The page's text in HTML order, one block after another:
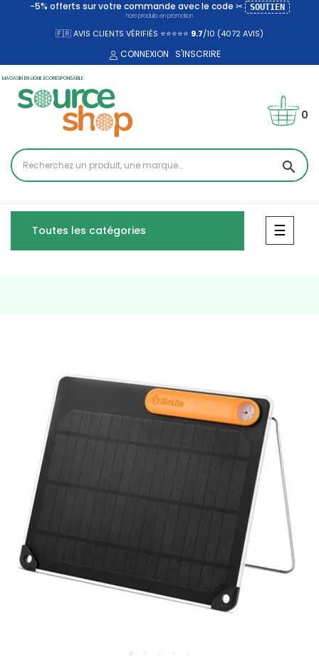
-5% offerts sur votre commande avec le code ✂ SOUTIEN
hors produits en promotion
🇫🇷 AVIS CLIENTS VÉRIFIÉS ⭐⭐⭐⭐⭐ 9.7/10 (4072AVIS)
CONNEXION S'INSCRIRE
MAGASIN EN LIGNE ÉCORESPONSABLE
search
0
Toutes les catégories ☰